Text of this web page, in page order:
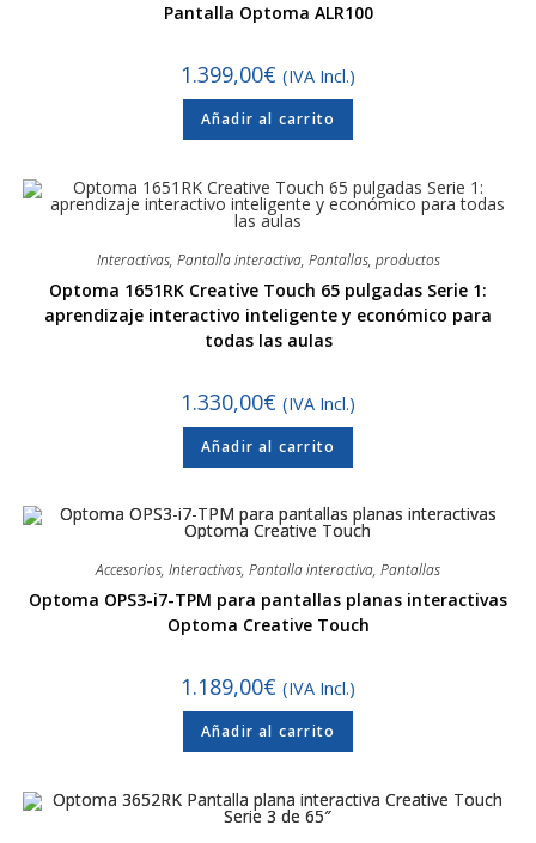
Pantalla Optoma ALR100
1.399,00€ (IVA Incl.)
Añadir al carrito
Interactivas, Pantalla interactiva, Pantallas, productos
Optoma 1651RK Creative Touch 65 pulgadas Serie 1:
aprendizaje interactivo inteligente y económico para
todas las aulas
1.330,00€ (IVA Incl.)
Añadir al carrito
Accesorios, Interactivas, Pantalla interactiva, Pantallas
Optoma OPS3-i7-TPM para pantallas planas interactivas
Optoma Creative Touch
1.189,00€ (IVA Incl.)
Añadir al carrito